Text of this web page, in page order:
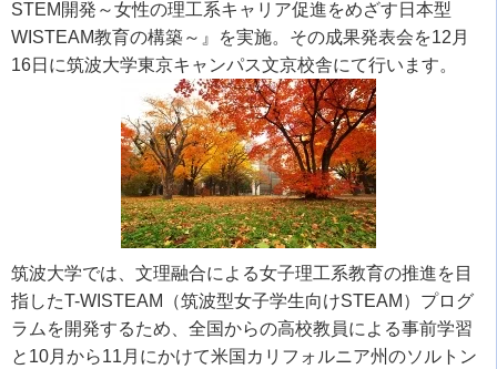
STEM開発～女性の理工系キャリア促進をめざす日本型
WISTEAM教育の構築～』を実施。その成果発表会を12月
16日に筑波大学東京キャンパス文京校舎にて行います。
筑波大学では、文理融合による女子理工系教育の推進を目
指したT-WISTEAM（筑波型女子学生向けSTEAM）プログ
ラムを開発するため、全国からの高校教員による事前学習
と10月から11月にかけて米国カリフォルニア州のソルトン